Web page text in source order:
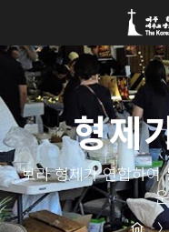
형제
보라 형제가 연합하여
〉